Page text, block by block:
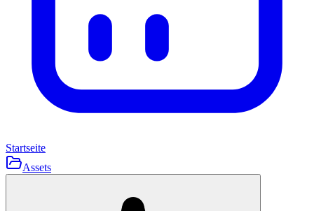
Startseite
Assets